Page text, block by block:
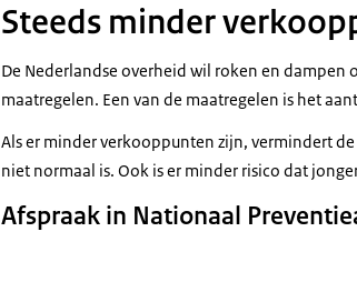
Steeds minder
De Nederlandse overheid wil roken en
maatregelen. Een van de maatregelen is het
Als er minder verkooppunten zijn, vermindert
niet normaal is. Ook is er minder risico dat
Afspraak in Nationaal